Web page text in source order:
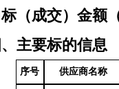
（成交）金额
、主要标的信息
序号 供应商名称